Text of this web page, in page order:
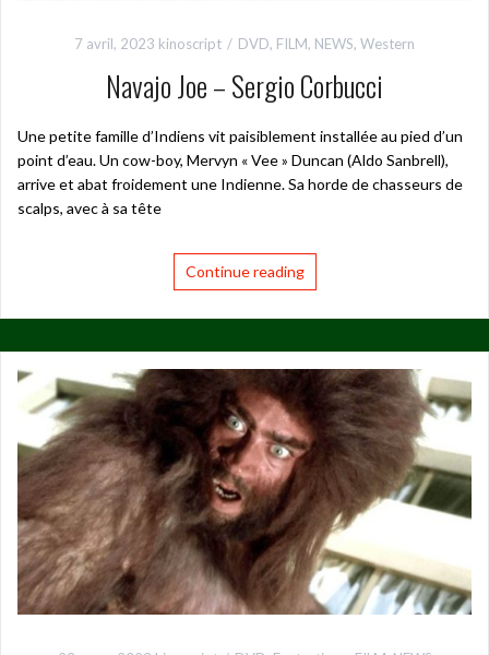
7 avril, 2023 kinoscript DVD, FILM, NEWS, Western
Navajo Joe – Sergio Corbucci
Une petite famille d’Indiens vit paisiblement installée au pied d’un
point d’eau. Un cow-boy, Mervyn « Vee » Duncan (Aldo Sanbrell),
arrive et abat froidement une Indienne. Sa horde de chasseurs de
scalps, avec à sa tête
Continue reading